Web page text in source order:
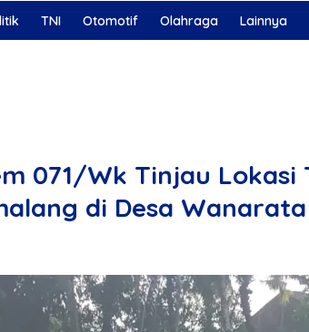
TNI Otomotif Olahraga Lainnya
071/Wk Tinjau Lokasi
di Desa